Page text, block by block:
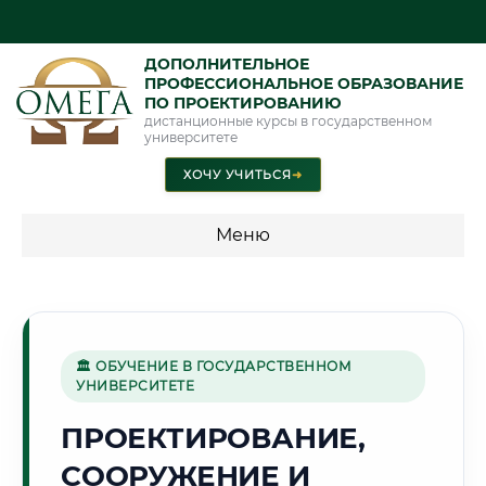
ДОПОЛНИТЕЛЬНОЕ
ПРОФЕССИОНАЛЬНОЕ ОБРАЗОВАНИЕ
ПО ПРОЕКТИРОВАНИЮ
дистанционные курсы в государственном
университете
ХОЧУ УЧИТЬСЯ➜
Меню
🏗️
Г. НАБЕРЕЖНЫЕ ЧЕЛНЫ
🏛 ОБУЧЕНИЕ В ГОСУДАРСТВЕННОМ
УНИВЕРСИТЕТЕ
ПРОЕКТИРОВАНИЕ,
СООРУЖЕНИЕ И